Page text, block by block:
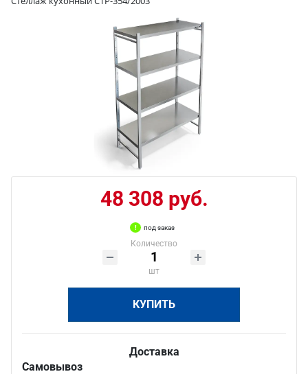
48 308 руб.
под заказ
Количество
шт
КУПИТЬ
Доставка
Самовывоз